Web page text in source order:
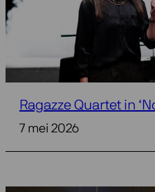
Ragazze Quartet in
7 mei 2026